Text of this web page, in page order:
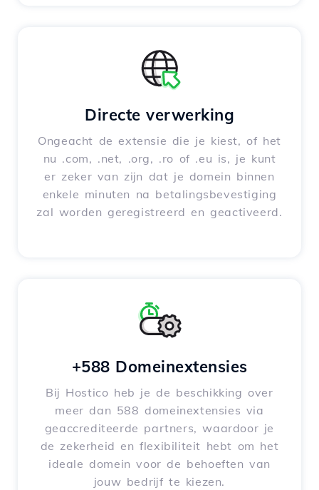
Directe verwerking
Ongeacht de extensie die je kiest, of het
nu .com, .net, .org, .ro of .eu is, je kunt
er zeker van zijn dat je domein binnen
enkele minuten na betalingsbevestiging
zal worden geregistreerd en geactiveerd.
+588 Domeinextensies
Bij Hostico heb je de beschikking over
meer dan 588 domeinextensies via
geaccrediteerde partners, waardoor je
de zekerheid en flexibiliteit hebt om het
ideale domein voor de behoeften van
jouw bedrijf te kiezen.